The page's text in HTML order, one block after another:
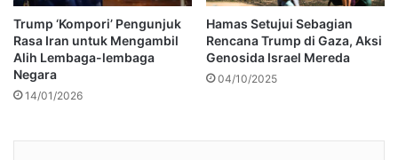
Trump ‘Kompori’ Pengunjuk
Rasa Iran untuk Mengambil
Alih Lembaga-lembaga
Negara
14/01/2026
Hamas Setujui Sebagian
Rencana Trump di Gaza, Aksi
Genosida Israel Mereda
04/10/2025